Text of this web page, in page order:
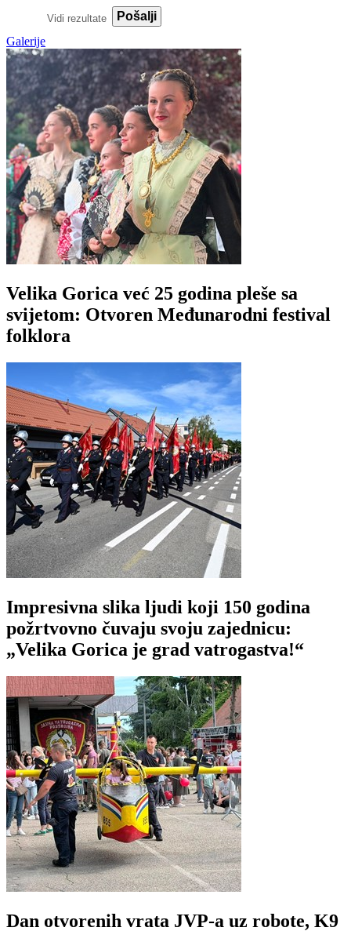
Vidi rezultate
Pošalji
Galerije
Velika Gorica već 25 godina pleše sa
svijetom: Otvoren Međunarodni festival
folklora
Impresivna slika ljudi koji 150 godina
požrtvovno čuvaju svoju zajednicu:
„Velika Gorica je grad vatrogastva!“
Dan otvorenih vrata JVP-a uz robote, K9